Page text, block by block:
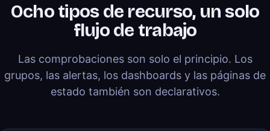
Ocho tipos de recurso, un solo
flujo de trabajo
Las comprobaciones son solo el principio. Los
grupos, las alertas, los dashboards y las páginas de
estado también son declarativos.